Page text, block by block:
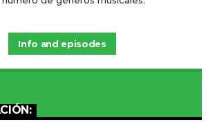
Info and episodes